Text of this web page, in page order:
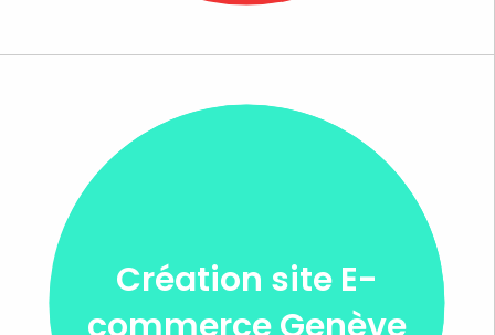
Création site E-